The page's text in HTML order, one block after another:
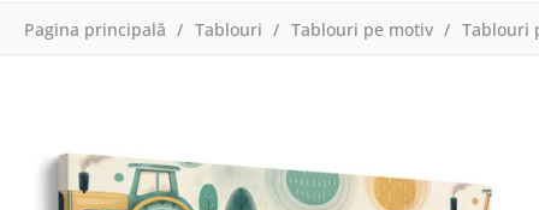
Pagina principală Tablouri Tablouri pe motiv Tablouri